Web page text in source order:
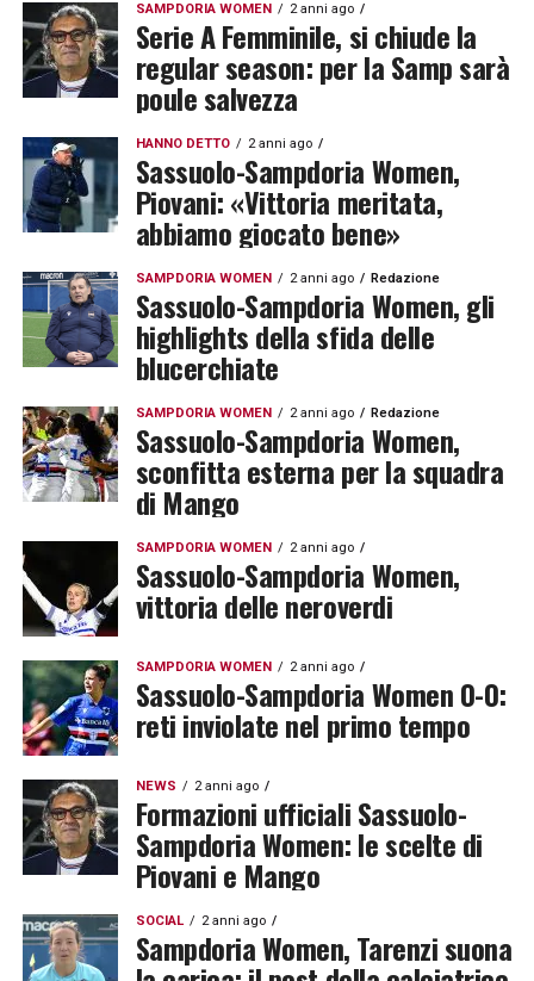
SAMPDORIA WOMEN 2 anni ago
Serie A Femminile, si chiude la
regular season: per la Samp sarà
poule salvezza
HANNO DETTO 2 anni ago
Sassuolo-Sampdoria Women,
Piovani: «Vittoria meritata,
abbiamo giocato bene»
SAMPDORIA WOMEN 2 anni ago Redazione
Sassuolo-Sampdoria Women, gli
highlights della sfida delle
blucerchiate
SAMPDORIA WOMEN 2 anni ago Redazione
Sassuolo-Sampdoria Women,
sconfitta esterna per la squadra
di Mango
SAMPDORIA WOMEN 2 anni ago
Sassuolo-Sampdoria Women,
vittoria delle neroverdi
SAMPDORIA WOMEN 2 anni ago
Sassuolo-Sampdoria Women 0-0:
reti inviolate nel primo tempo
NEWS 2 anni ago
Formazioni ufficiali Sassuolo-
Sampdoria Women: le scelte di
Piovani e Mango
SOCIAL 2 anni ago
Sampdoria Women, Tarenzi suona